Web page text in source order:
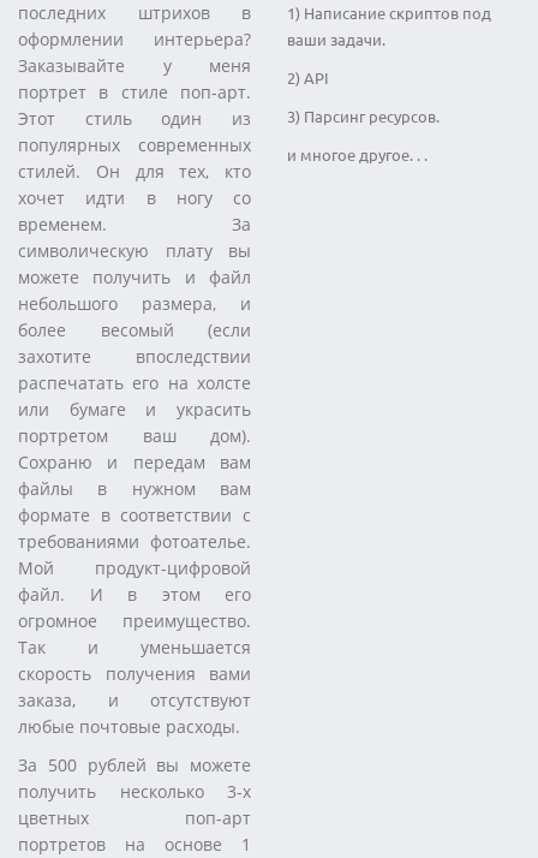
последних штрихов в
оформлении интерьера?
Заказывайте у меня
портрет в стиле поп-арт.
Этот стиль один из
популярных современных
стилей. Он для тех, кто
хочет идти в ногу со
временем. За
символическую плату вы
можете получить и файл
небольшого размера, и
более весомый (если
захотите впоследствии
распечатать его на холсте
или бумаге и украсить
портретом ваш дом).
Сохраню и передам вам
файлы в нужном вам
формате в соответствии с
требованиями фотоателье.
Мой продукт-цифровой
файл. И в этом его
огромное преимущество.
Так и уменьшается
скорость получения вами
заказа, и отсутствуют
любые почтовые расходы.
За 500 рублей вы можете
получить несколько 3-х
цветных поп-арт
портретов на основе 1
1) Написание скриптов под
ваши задачи.
2) API
3) Парсинг ресурсов.
и многое другое. . .